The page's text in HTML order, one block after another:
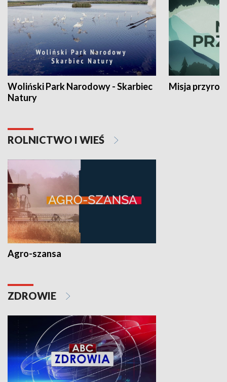
Woliński Park Narodowy - Skarbiec
Natury
Misja
ROLNICTWO I WIEŚ
Agro-szansa
ZDROWIE